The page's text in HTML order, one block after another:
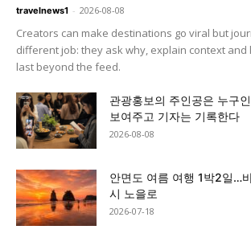
travelnews1 - 2026-08-08
Creators can make destinations go viral but
different job: they ask why, explain context
last beyond the feed.
관광홍보의 주인공은 누구
보여주고 기자는 기록한다
2026-08-08
안면도 여름 여행 1박2일…
시 노을로
2026-07-18